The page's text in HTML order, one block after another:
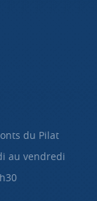
du Pilat
au vendredi